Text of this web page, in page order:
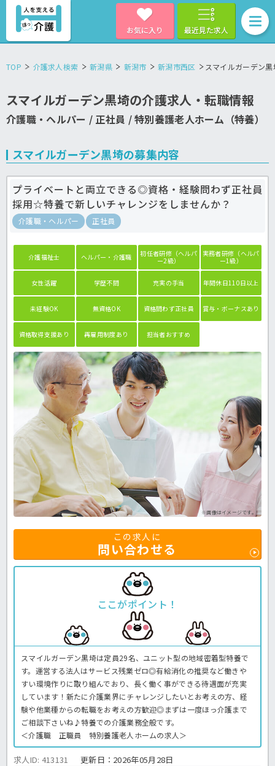
お気に入り 最近見た求人
TOP 介護求人検索 新潟県 新潟市 新潟市西区 スマイルガーデン
スマイルガーデン黒埼の介護求人・転職情報
介護職・ヘルパー / 正社員 / 特別養護老人ホーム（特養）
スマイルガーデン黒埼の募集内容
プライベートと両立できる◎資格・経験問わず正社員
採用☆特養で新しいチャレンジをしませんか？
介護職・ヘルパー 正社員
介護福祉士 ヘルパー・介護職
初任者研修（ヘルパ
ー2級）
実務者研修（ヘルパ
ー1級）
女性活躍 学歴不問 充実の手当 年間休日110日以上
未経験OK 無資格OK 資格問わず正社員 賞与・ボーナスあり
資格取得支援あり 再雇用制度あり 担当者おすすめ
※画像はイメージです。
この求人に
問い合わせる
ここがポイント！
スマイルガーデン黒埼は定員29名、ユニット型の地域密着型特養で
す。運営する法人はサービス残業ゼロ◎有給消化の推奨など働きや
すい環境作りに取り組んでおり、長く働く事ができる待遇面が充実
しています！新たに介護業界にチャレンジしたいとお考えの方、経
験や他業種からの転職をお考えの方歓迎◎まずは一度ほっ介護まで
ご相談下さいね♪特養での介護業務全般です。
＜介護職 正職員 特別養護老人ホームの求人＞
求人ID: 413131 更新日： 2026年05月28日